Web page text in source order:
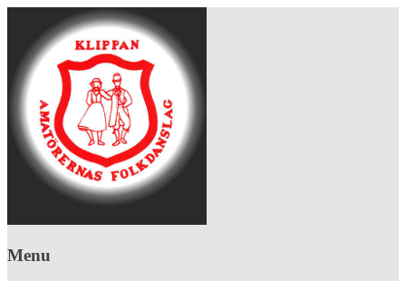
Menu